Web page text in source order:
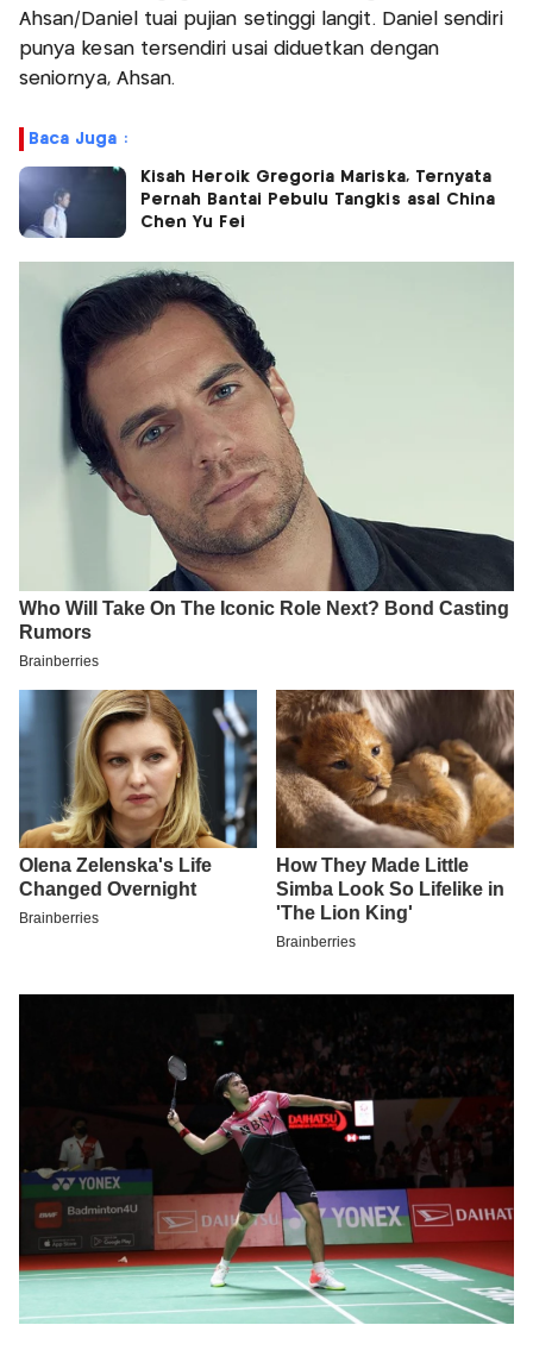
Ahsan/Daniel tuai pujian setinggi langit. Daniel sendiri
punya kesan tersendiri usai diduetkan dengan
seniornya, Ahsan.
Baca Juga :
Kisah Heroik Gregoria Mariska, Ternyata
Pernah Bantai Pebulu Tangkis asal China
Chen Yu Fei